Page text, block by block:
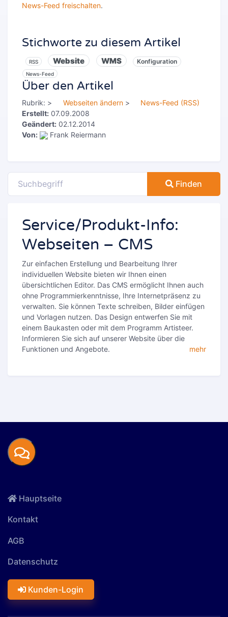
News-Feed freischalten.
Stichworte zu diesem Artikel
RSS Website WMS Konfiguration
News-Feed
Über den Artikel
Rubrik: > Webseiten ändern>
News-Feed (RSS)
Erstellt: 07.09.2008
Geändert: 02.12.2014
Von:
Frank Reiermann
Finden
Service/Produkt-Info:
Webseiten – CMS
Zur einfachen Erstellung und Bearbeitung Ihrer
individuellen Website bieten wir Ihnen einen
übersichtlichen Editor. Das CMS ermöglicht Ihnen auch
ohne Programmierkenntnisse, Ihre Internetpräsenz zu
verwalten. Sie können Texte schreiben, Bilder einfügen
und Vorlagen nutzen. Das Design entwerfen Sie mit
einem Baukasten oder mit dem Programm Artisteer.
Informieren Sie sich auf unserer Website über die
Funktionen und Angebote.
mehr
Hauptseite
Kontakt
AGB
Datenschutz
Kunden-Login